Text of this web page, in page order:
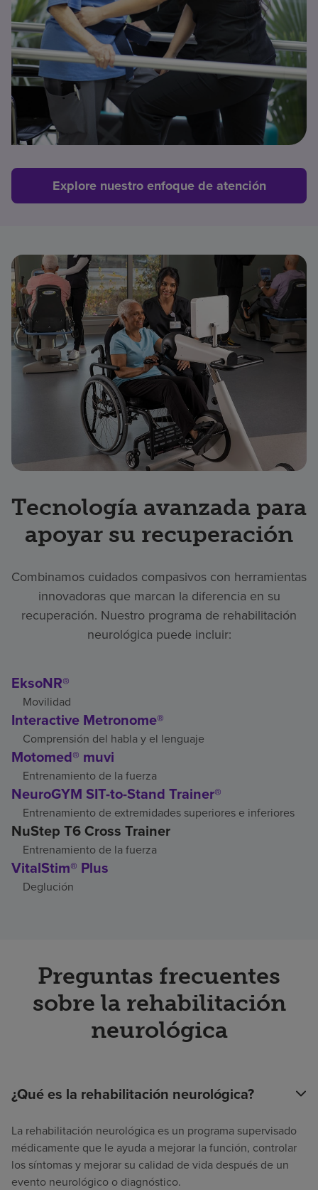
Explore nuestro enfoque de atención
Tecnología avanzada para
apoyar su recuperación
Combinamos cuidados compasivos con herramientas
innovadoras que marcan la diferencia en su
recuperación. Nuestro programa de rehabilitación
neurológica puede incluir:
EksoNR®
Movilidad
Interactive Metronome®
Comprensión del habla y el lenguaje
Motomed® muvi
Entrenamiento de la fuerza
NeuroGYM SIT-to-Stand Trainer®
Entrenamiento de extremidades superiores e inferiores
NuStep T6 Cross Trainer
Entrenamiento de la fuerza
VitalStim® Plus
Deglución
Preguntas frecuentes
sobre la rehabilitación
neurológica
¿Qué es la rehabilitación neurológica?
La rehabilitación neurológica es un programa supervisado
médicamente que le ayuda a mejorar la función, controlar
los síntomas y mejorar su calidad de vida después de un
evento neurológico o diagnóstico.